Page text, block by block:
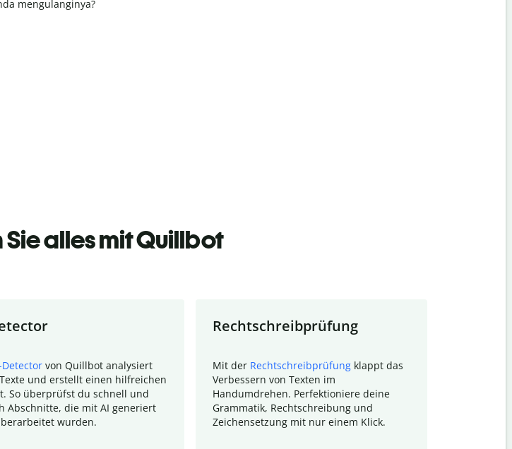
mengulanginya?
alles mit Quillbot
Detector von Quillbot analysiert
und erstellt einen hilfreichen
So überprüfst du schnell und
Abschnitte, die mit AI generiert
wurden.
Rechtschreibprüfung
Mit der Rechtschreibprüfung klappt das
Verbessern von Texten im
Handumdrehen. Perfektioniere deine
Grammatik, Rechtschreibung und
Zeichensetzung mit nur einem Klick.